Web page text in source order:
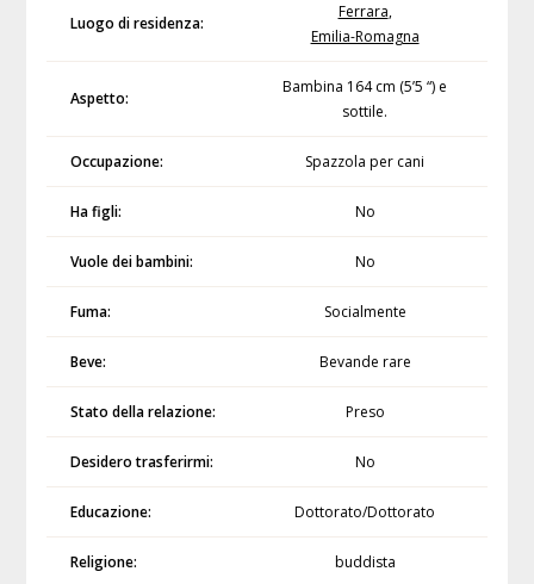
Luogo di residenza:
Ferrara,
Emilia-Romagna
Aspetto:
Bambina 164 cm (5’5 “) e
sottile.
Occupazione: Spazzola per cani
Ha figli: No
Vuole dei bambini: No
Fuma: Socialmente
Beve: Bevande rare
Stato della relazione: Preso
Desidero trasferirmi: No
Educazione: Dottorato/Dottorato
Religione: buddista